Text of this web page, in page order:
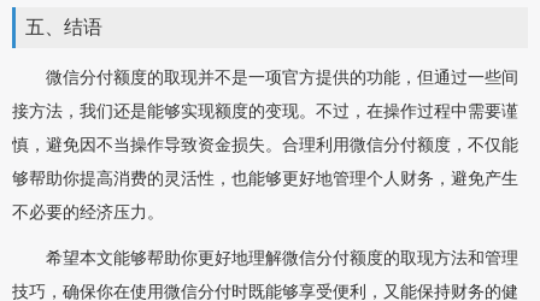
五、结语
微信分付额度的取现并不是一项官方提供的功能，但通过一些间
接方法，我们还是能够实现额度的变现。不过，在操作过程中需要谨
慎，避免因不当操作导致资金损失。合理利用微信分付额度，不仅能
够帮助你提高消费的灵活性，也能够更好地管理个人财务，避免产生
不必要的经济压力。
希望本文能够帮助你更好地理解微信分付额度的取现方法和管理
技巧，确保你在使用微信分付时既能够享受便利，又能保持财务的健